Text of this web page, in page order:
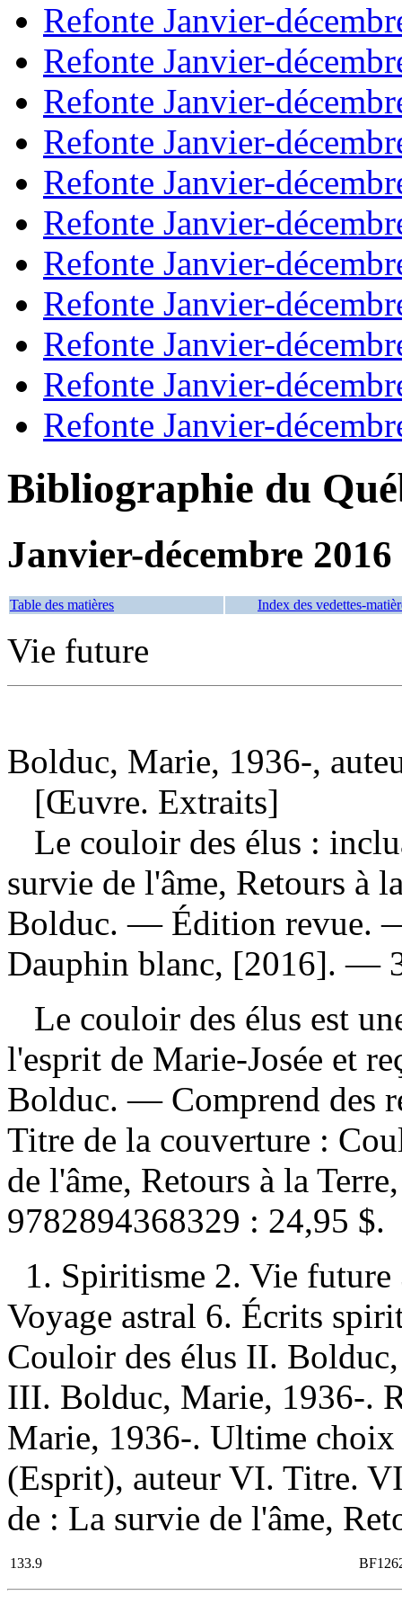
Refonte Janvier-
Refonte Janvier-
Refonte Janvier-
Refonte Janvier-
Refonte Janvier-
Refonte Janvier-
Refonte Janvier-
Refonte Janvier-
Refonte Janvier-
Refonte Janvier-
Refonte Janvier-
Bibliographie du
Janvier-décembre 2016
Table des matières Index des vedettes-
Vie future
Bolduc, Marie, 1936-,
[Œuvre. Extraits]
Le couloir des élus :
survie de l'âme, Retours à
Bolduc. — Édition revue.
Dauphin blanc, [2016]. —
Le couloir des élus est
l'esprit de Marie-Josée et
Bolduc. — Comprend des
Titre de la couverture :
de l'âme, Retours à la
9782894368329 : 24,95 $.
1. Spiritisme 2. Vie
Voyage astral 6. Écrits
Couloir des élus II.
III. Bolduc, Marie, 1936-.
Marie, 1936-. Ultime choix
(Esprit), auteur VI. Titre.
de : La survie de l'âme,
133.9